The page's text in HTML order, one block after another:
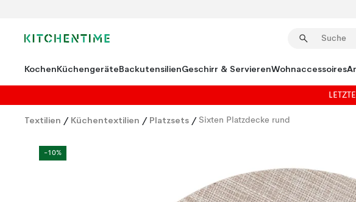
KochenKüchengeräteBackutensilienGeschirr & ServierenWohnaccessoires
Textilien / Küchentextilien / Platzsets / Sixten Platzdecke rund
-10%